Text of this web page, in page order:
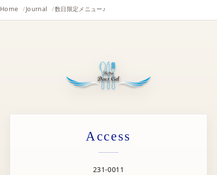
Home Journal 数日限定メニュー♪
Access
231-0011